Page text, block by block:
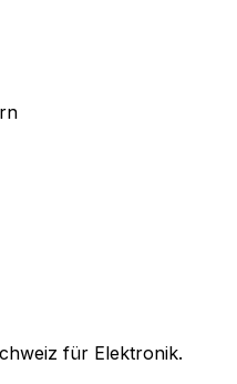
für Elektronik.